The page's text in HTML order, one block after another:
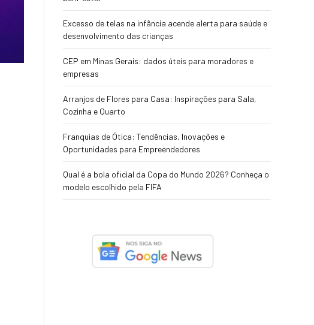
Excesso de telas na infância acende alerta para saúde e
desenvolvimento das crianças
CEP em Minas Gerais: dados úteis para moradores e
empresas
Arranjos de Flores para Casa: Inspirações para Sala,
Cozinha e Quarto
Franquias de Ótica: Tendências, Inovações e
Oportunidades para Empreendedores
Qual é a bola oficial da Copa do Mundo 2026? Conheça o
modelo escolhido pela FIFA